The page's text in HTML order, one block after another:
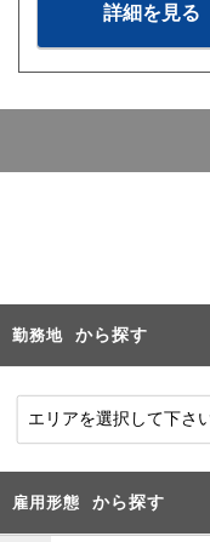
詳細を見る
勤務地 から探す
雇用形態 から探す